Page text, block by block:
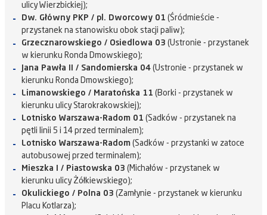
ulicy Wierzbickiej);
Dw. Główny PKP / pl. Dworcowy 01 (Śródmieście -
przystanek na stanowisku obok stacji paliw);
Grzecznarowskiego / Osiedlowa 03 (Ustronie - przystanek
w kierunku Ronda Dmowskiego);
Jana Pawła II / Sandomierska 04 (Ustronie - przystanek w
kierunku Ronda Dmowskiego);
Limanowskiego / Maratońska 11 (Borki - przystanek w
kierunku ulicy Starokrakowskiej);
Lotnisko Warszawa-Radom 01 (Sadków - przystanek na
pętli linii 5 i 14 przed terminalem);
Lotnisko Warszawa-Radom (Sadków - przystanki w zatoce
autobusowej przed terminalem);
Mieszka I / Piastowska 03 (Michałów - przystanek w
kierunku ulicy Żółkiewskiego);
Okulickiego / Polna 03 (Zamłynie - przystanek w kierunku
Placu Kotlarza);